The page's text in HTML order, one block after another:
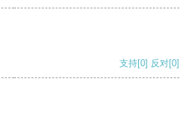
支持[0] 反对[0]